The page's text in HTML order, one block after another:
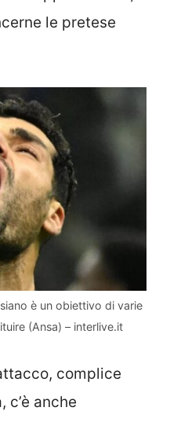
le pretese
è un obiettivo di varie
(Ansa) – interlive.it
complice
c’è anche